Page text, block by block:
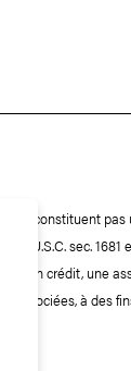
ne constituent
U.S.C. sec. 1681
à un crédit, une
associées, à des